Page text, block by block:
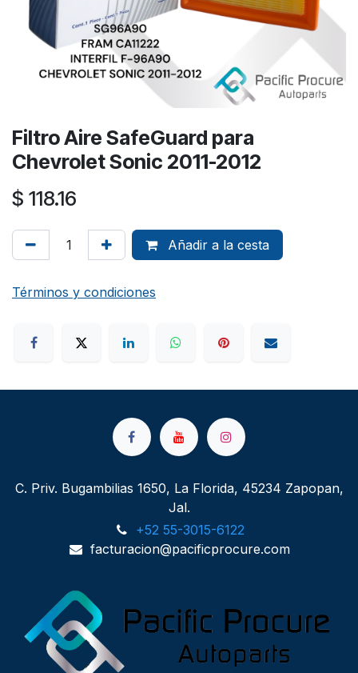
Filtro Aire SafeGuard para
Chevrolet Sonic 2011-2012
$ 118.16
Añadir a la cesta
Términos y condiciones
C. Priv. Bugambilias 1650, La Florida, 45234 Zapopan,
Jal.
+52 55-3015-6122
facturacion@pacificprocure.com